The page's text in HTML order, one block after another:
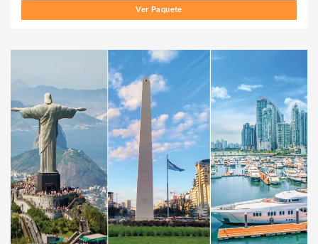
Ver Paquete